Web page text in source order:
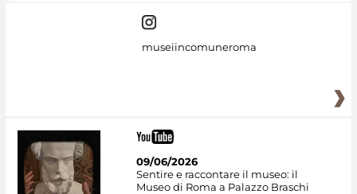
museiincomuneroma
09/06/2026
Sentire e raccontare il museo: il
Museo di Roma a Palazzo Braschi